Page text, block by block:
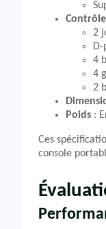
2
D-
4
4
2
Poids :
Ces
console